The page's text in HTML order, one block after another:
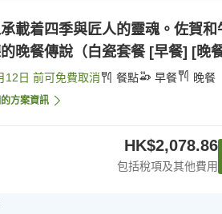
載着四季與匠人的靈魂。佐賀
晚餐傳說（白瓷套餐 [早餐] [晚
12日 前可免費取消 餐點 早餐 晚餐
方案資訊
HK$2,078.86
包括稅項及其他費用